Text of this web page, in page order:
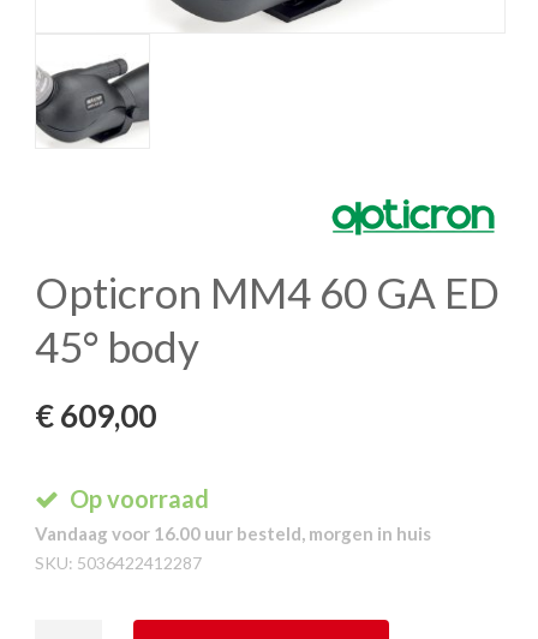
Opticron MM4 60 GA ED
45° body
€609,00
Op voorraad
Vandaag voor 16.00 uur besteld, morgen in huis
SKU: 5036422412287